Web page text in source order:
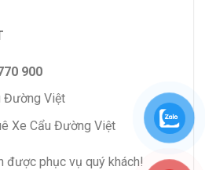
900
Đường Việt
Xe Cẩu Đường Việt
được phục vụ quý khách!